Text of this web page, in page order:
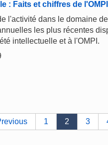
: Faits et chiffres de
l'activité dans le domaine
les plus récentes
intellectuelle et à l'OMPI.
1 2 3